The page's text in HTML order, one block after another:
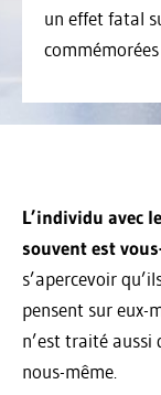
un effet fatal
L’individu avec
souvent est
s’apercevoir
pensent sur eux-
n’est traité
nous-même.